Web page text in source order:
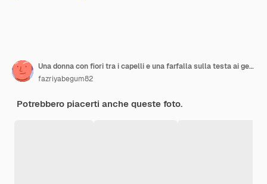
Una donna con fiori tra i capelli e una farfalla sulla testa ai generativa
fazriyabegum82
Potrebbero piacerti anche queste foto.